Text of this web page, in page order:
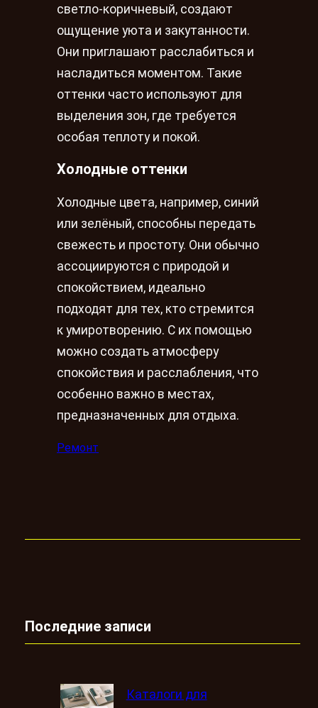
светло-коричневый, создают
ощущение уюта и закутанности.
Они приглашают расслабиться и
насладиться моментом. Такие
оттенки часто используют для
выделения зон, где требуется
особая теплоту и покой.
Холодные оттенки
Холодные цвета, например, синий
или зелёный, способны передать
свежесть и простоту. Они обычно
ассоциируются с природой и
спокойствием, идеально
подходят для тех, кто стремится
к умиротворению. С их помощью
можно создать атмосферу
спокойствия и расслабления, что
особенно важно в местах,
предназначенных для отдыха.
Ремонт
Последние записи
Каталоги для